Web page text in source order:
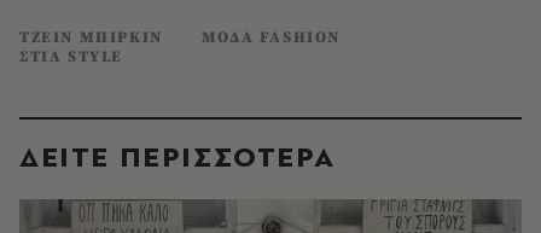
ΤΖΕΙΝ ΜΠΙΡΚΙΝ
ΜΟΔΑ FASHION
ΣΤΙΛ STYLE
ΔΕΙΤΕ ΠΕΡΙΣΣΟΤΕΡΑ